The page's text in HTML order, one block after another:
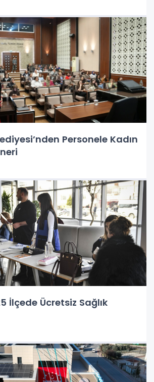
Personele Kadın
İlçede Ücretsiz Sağlık